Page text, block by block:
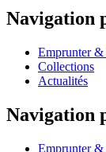
Navigation
Emprunter
Collections
Actualités
Navigation
Emprunter